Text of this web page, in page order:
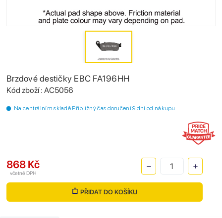
Brzdové destičky EBC FA196HH
Kód zboží : AC5056
Na centrálním skladě Přibližný čas doručení 9 dní od nákupu
868 Kč
včetně DPH
PŘIDAT DO KOŠÍKU